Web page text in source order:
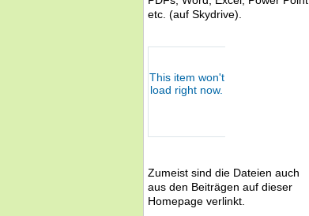
etc. (auf Skydrive).
Zumeist sind die Dateien auch
aus den Beiträgen auf dieser
Homepage verlinkt.